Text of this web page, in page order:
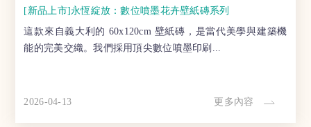
[新品上市]永恆綻放：數位噴墨花卉壁紙磚系列
這款來自義大利的 60x120cm 壁紙磚，是當代美學與建築機
能的完美交織。我們採用頂尖數位噴墨印刷...
2026-04-13 更多內容